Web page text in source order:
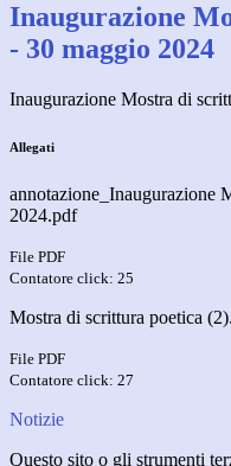
Inaugurazione
- 30 maggio 2024
Inaugurazione Mostra di
Allegati
annotazione_Inaugurazione
2024.pdf
File PDF
Contatore click: 25
Mostra di scrittura poetica
File PDF
Contatore click: 27
Notizie
Questo sito o gli strumenti